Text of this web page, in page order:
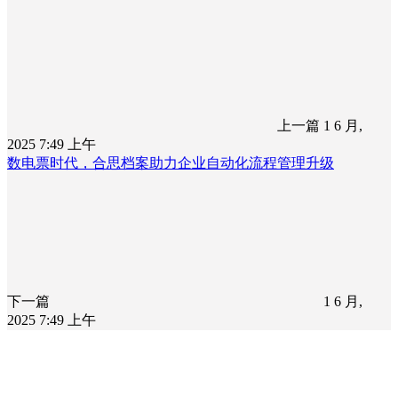
上一篇 1 6 月,
2025 7:49 上午
数电票时代，合思档案助力企业自动化流程管理升级
下一篇
1 6 月,
2025 7:49 上午